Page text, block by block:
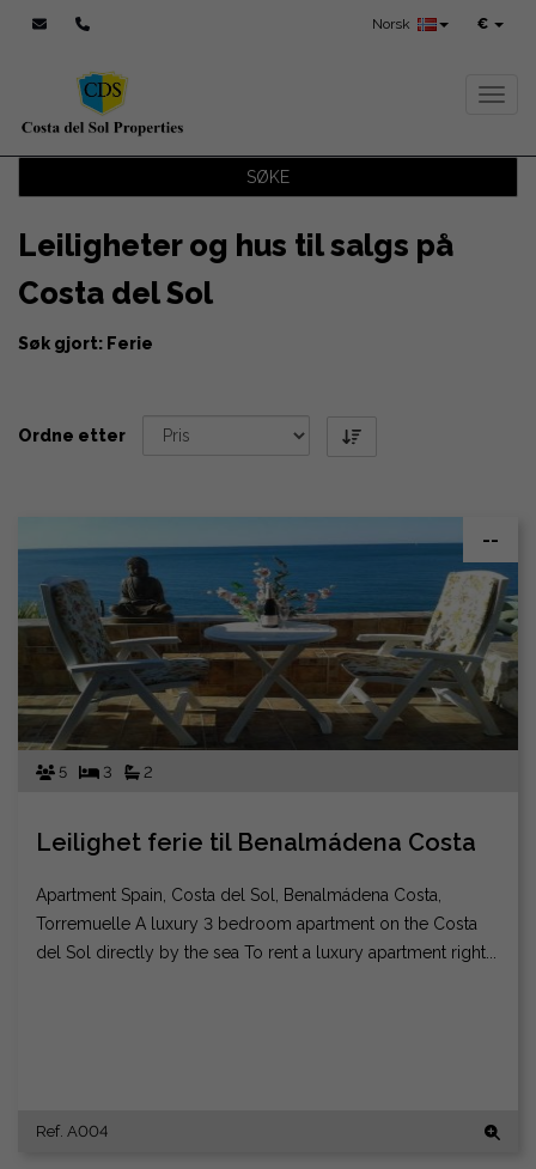
€
Norsk
SØKE
Leiligheter og hus til salgs på
Costa del Sol
Søk gjort: Ferie
Ordne etter
--
5 3 2
Leilighet ferie til Benalmádena Costa
Apartment Spain, Costa del Sol, Benalmádena Costa,
Torremuelle A luxury 3 bedroom apartment on the Costa
del Sol directly by the sea To rent a luxury apartment right...
Ref. A004